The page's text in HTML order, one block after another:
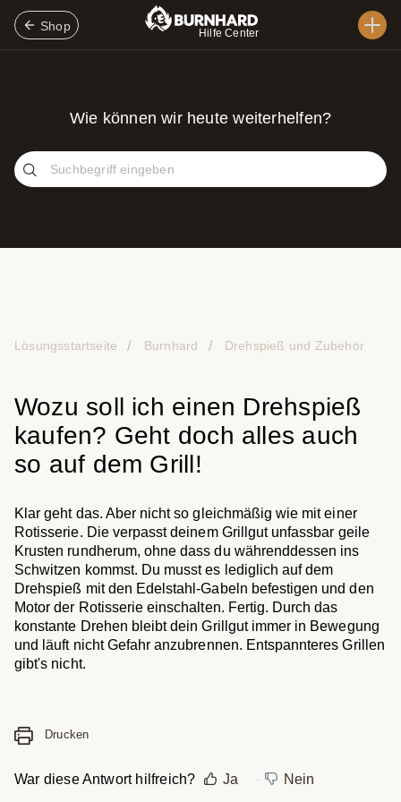
Shop
Hilfe Center
Wie können wir heute weiterhelfen?
Lösungsstartseite Burnhard Drehspieß und Zubehör
Wozu soll ich einen Drehspieß
kaufen? Geht doch alles auch
so auf dem Grill!
Klar geht das. Aber nicht so gleichmäßig wie mit einer
Rotisserie. Die verpasst deinem Grillgut unfassbar geile
Krusten rundherum, ohne dass du währenddessen ins
Schwitzen kommst. Du musst es lediglich auf dem
Drehspieß mit den Edelstahl-Gabeln befestigen und den
Motor der Rotisserie einschalten. Fertig. Durch das
konstante Drehen bleibt dein Grillgut immer in Bewegung
und läuft nicht Gefahr anzubrennen. Entspannteres Grillen
gibt's nicht.
War diese Antwort hilfreich? Ja Nein
Drucken